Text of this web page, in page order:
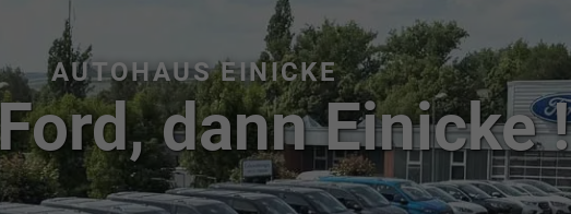
AUTOHAUS EINICKE
dann Einicke !